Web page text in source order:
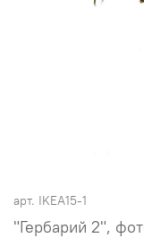
арт. IKEA15-1
"Гербарий 2",